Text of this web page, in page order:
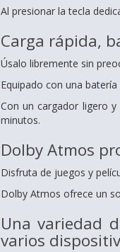
Al presionar la tecla
Carga rápida,
Úsalo libremente sin
Equipado con una
Con un cargador ligero
minutos.
Dolby Atmos
Disfruta de juegos y
Dolby Atmos ofrece un
Una variedad
varios